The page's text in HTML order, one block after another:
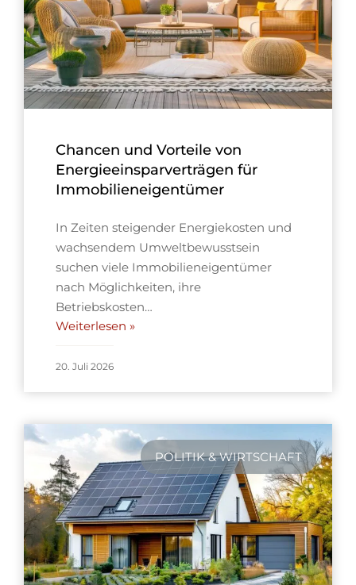
Chancen und Vorteile von
Energieeinsparverträgen für
Immobilieneigentümer
In Zeiten steigender Energiekosten und
wachsendem Umweltbewusstsein
suchen viele Immobilieneigentümer
nach Möglichkeiten, ihre
Betriebskosten…
Weiterlesen »
20. Juli 2026
POLITIK & WIRTSCHAFT